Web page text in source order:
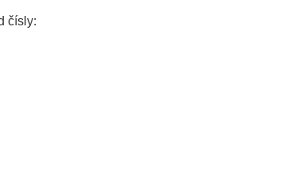
čísly: